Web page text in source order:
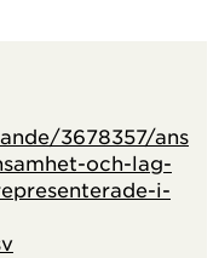
3678357/ans
och-lag-
i-